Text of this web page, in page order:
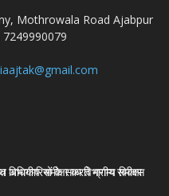
Mothrowala Road Ajabpur
के साथ विभागीय समीक्षा